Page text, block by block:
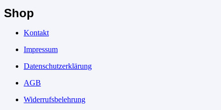
Shop
Kontakt
Impressum
Datenschutzerklärung
AGB
Widerrufsbelehrung